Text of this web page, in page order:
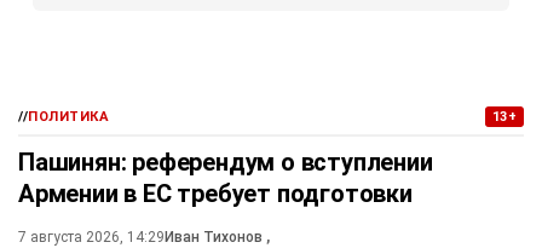
//ПОЛИТИКА 13+
Пашинян: референдум о вступлении
Армении в ЕС требует подготовки
7 августа 2026, 14:29 Иван Тихонов ,